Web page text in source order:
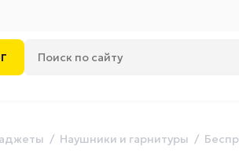
Наушники и гарнитуры